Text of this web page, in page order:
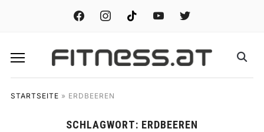
facebook instagramtiktok youtube twitter
STARTSEITE » ERDBEEREN
SCHLAGWORT: ERDBEEREN